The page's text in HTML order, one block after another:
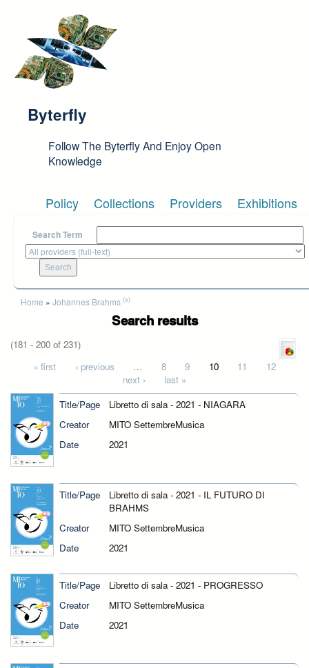
Byterfly
Follow The Byterfly And Enjoy Open
Knowledge
Policy Collections Providers Exhibitions
Search Term
You are here
Home » Johannes Brahms (x)
Search results
(181 - 200 of 231)
Pages« first ‹ previous … 8 9 10 11
12
next ›
last »
Title/Page
Libretto di sala - 2021 - NIAGARA
Creator
MITO SettembreMusica
Date
2021
Title/Page
Libretto di sala - 2021 - IL FUTURO DI
BRAHMS
Creator
MITO SettembreMusica
Date
2021
Title/Page
Libretto di sala - 2021 - PROGRESSO
Creator
MITO SettembreMusica
Date
2021